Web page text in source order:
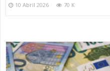
10 Abril 2026 70 K